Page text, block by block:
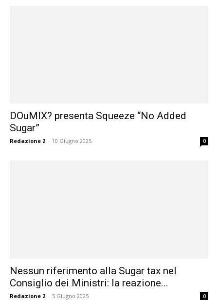
DOuMIX? presenta Squeeze “No Added
Sugar”
Redazione 2 - 10 Giugno 2025 0
Nessun riferimento alla Sugar tax nel
Consiglio dei Ministri: la reazione...
Redazione 2 - 5 Giugno 2025 0